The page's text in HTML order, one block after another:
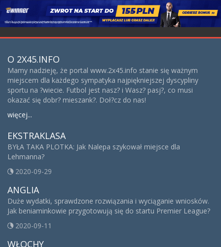
O 2X45.INFO
Mamy nadzieję, że portal www.2x45.info stanie się ważnym
miejscem dla każdego sympatyka najpiękniejszej dyscypliny
sportu na ?wiecie. Futbol jest nasz? i Wasz? pasj?, co musi
okazać się dobr? mieszank?. Doł?cz do nas!
więcej...
EKSTRAKLASA
BYŁA TAKA PLOTKA: Jak Nalepa szykował miejsce dla
Lehmanna?
2020-09-29
ANGLIA
Duże wydatki, sprawdzone rozwiązania i wyciąganie wniosków.
Jak beniaminkowie przygotowują się do startu Premier League?
2020-09-11
WŁOCHY